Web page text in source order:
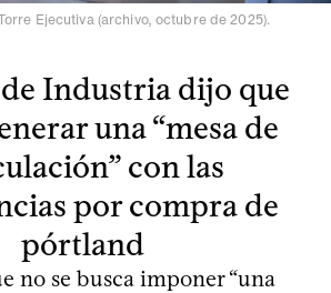
Ejecutiva (archivo, octubre de 2025).
Industria dijo que
una “mesa de
con las
por compra de
pórtland
no se busca imponer “una